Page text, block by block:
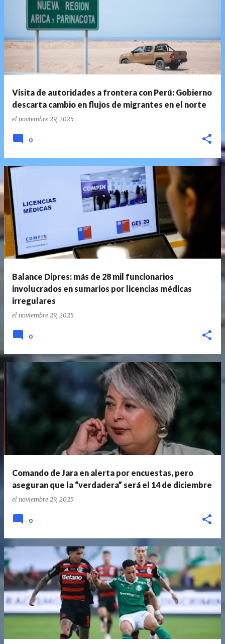
Visita de autoridades a frontera con Perú: Gobierno
descarta cambio en flujos de migrantes en el norte
el noviembre 29, 2025
0
Balance Dipres: más de 28 mil funcionarios
involucrados en sumarios por licencias médicas
irregulares
el noviembre 29, 2025
0
Comando de Jara en alerta por encuestas, pero
aseguran que la “verdadera” será el 14 de diciembre
el noviembre 29, 2025
0